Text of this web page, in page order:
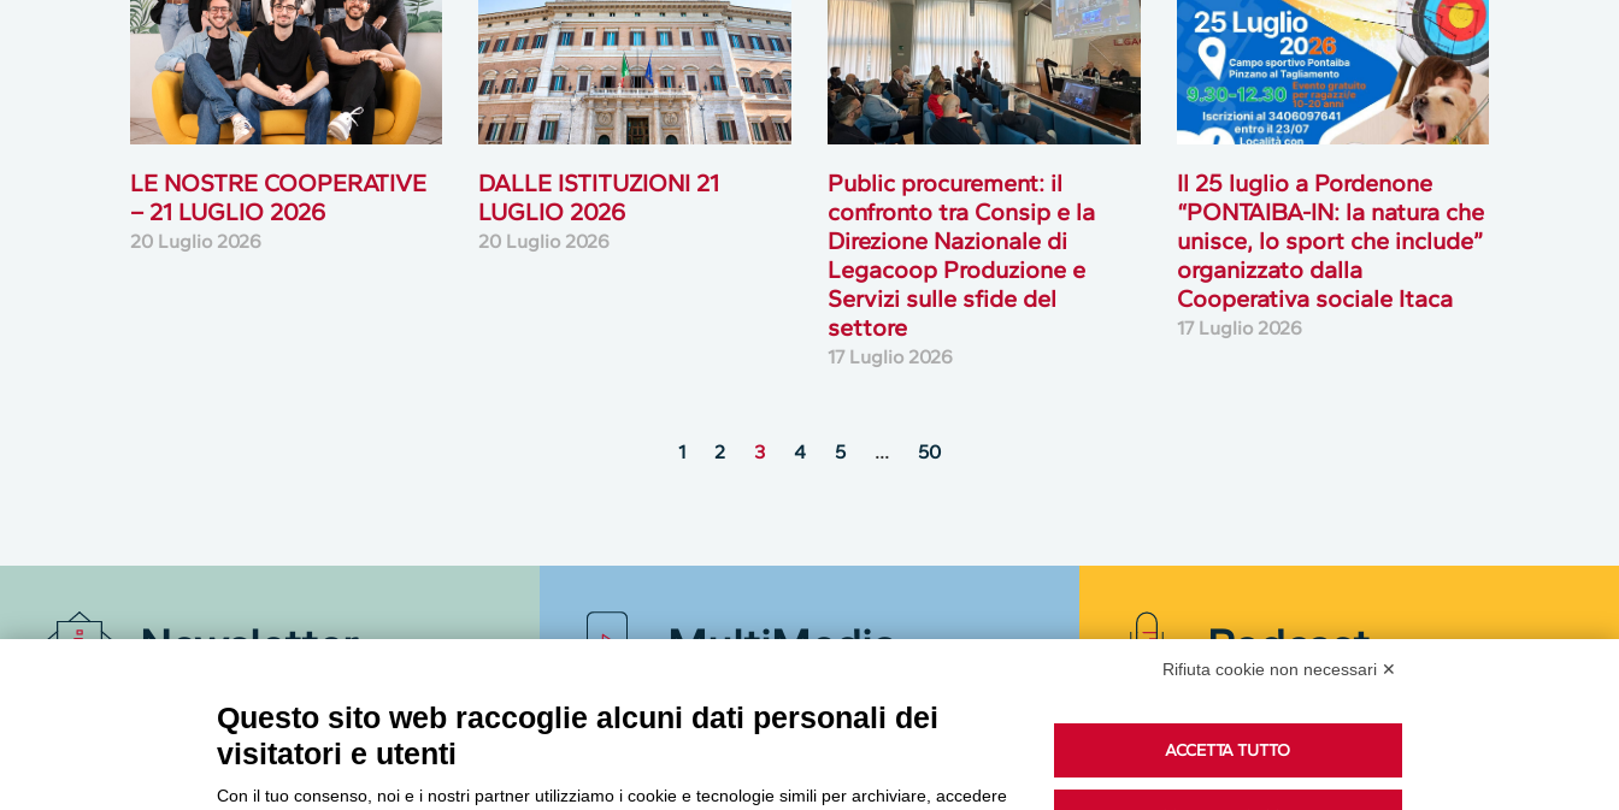
LE NOSTRE COOPERATIVE
– 21 LUGLIO 2026
20 Luglio 2026
DALLE ISTITUZIONI 21
LUGLIO 2026
20 Luglio 2026
Public procurement: il
confronto tra Consip e la
Direzione Nazionale di
Legacoop Produzione e
Servizi sulle sfide del
settore
17 Luglio 2026
Il 25 luglio a Pordenone
“PONTAIBA-IN: la natura che
unisce, lo sport che include”
organizzato dalla
Cooperativa sociale Itaca
17 Luglio 2026
1 2 3 4 5 … 50
Newsletter
Accedi o iscriviti alla nostra Newsletter Legacoop
Informazioni per restare sempre aggiornati sul
mondo della cooperazione.
MultiMedia Podcast
Ascolta i podcast di approfondimento di Legacoop
su Spreaker.
Rifiuta cookie non necessari ✕
Questo sito web raccoglie alcuni dati personali dei
visitatori e utenti
Con il tuo consenso, noi e i nostri partner utilizziamo i cookie e tecnologie simili per archiviare, accedere
ACCETTA TUTTO